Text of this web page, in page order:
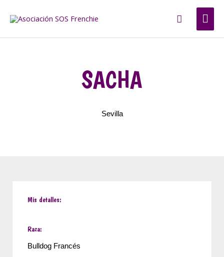
Buscar
SACHA
Sevilla
Mis detalles:
Raza:
Bulldog Francés